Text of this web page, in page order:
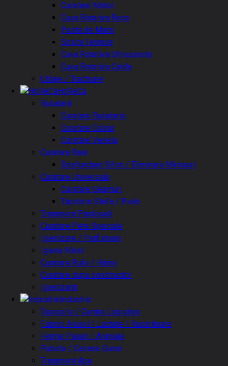
Curatare Motor
Cuva Rotativa Rece
Pasta de Maini
Solutii Tehnice
Cuva Rotativa Ultrasunete
Cuva Rotativa Calda
Utilaje / Tractoare
HoReCa
Bucatarii
Curatare Bucatarie
Curatare Calcar
Curatare Vesela
Curatare Baie
Desfundare Sifon / Eliminare Mirosuri
Curatare Universala
Curatare Geamuri
Tapiterie Stofa / Piele
Tratament Pardoseli
Curatare Pete Speciale
Igienizare / Parfumare
Igiena Maini
Curatare Rufe / Haine
Curatare dupa constructor
Igienizanti
Industrie
Depozite / Centre Logistice
Fabrici Alcool / Lactate / Racoritoare
Ferme Pasari / Animale
Pubele / Cazane Gunoi
Tratament Apa